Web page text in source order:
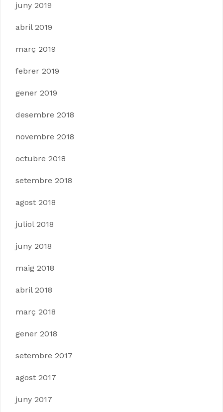
juny 2019
abril 2019
març 2019
febrer 2019
gener 2019
desembre 2018
novembre 2018
octubre 2018
setembre 2018
agost 2018
juliol 2018
juny 2018
maig 2018
abril 2018
març 2018
gener 2018
setembre 2017
agost 2017
juny 2017